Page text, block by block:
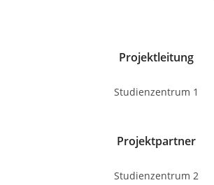
Projektleitung
Studienzentrum 1
Projektpartner
Studienzentrum 2